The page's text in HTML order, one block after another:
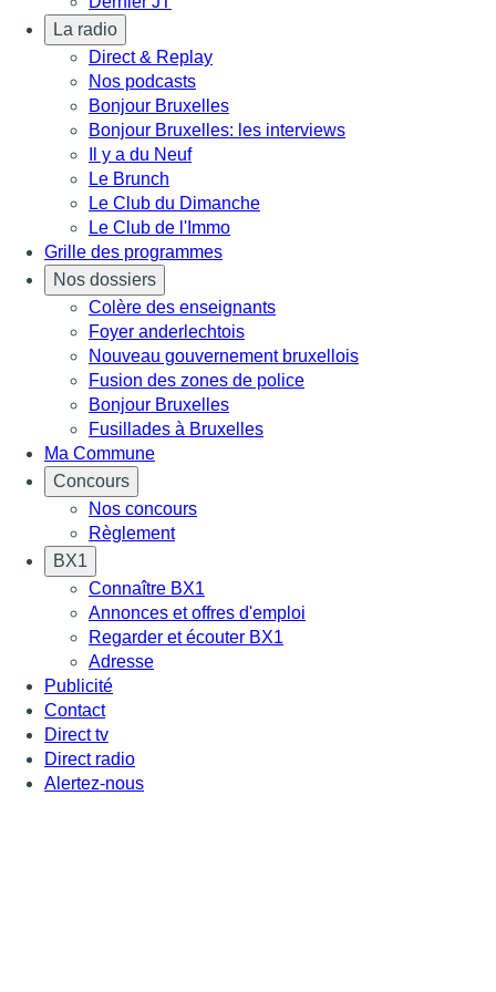
La radio
Direct & Replay
Nos podcasts
Bonjour Bruxelles
Bonjour Bruxelles: les interviews
Il y a du Neuf
Le Brunch
Le Club du Dimanche
Le Club de l'Immo
Grille des programmes
Nos dossiers
Colère des enseignants
Foyer anderlechtois
Nouveau gouvernement bruxellois
Fusion des zones de police
Bonjour Bruxelles
Fusillades à Bruxelles
Ma Commune
Concours
Nos concours
Règlement
BX1
Connaître BX1
Annonces et offres d'emploi
Regarder et écouter BX1
Adresse
Publicité
Contact
Direct tv
Direct radio
Alertez-nous